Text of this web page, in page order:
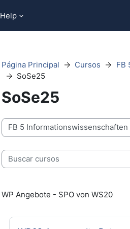
Help
Página Principal Cursos FB
SoSe25
SoSe25
Categorías
Buscar cursos
WP Angebote - SPO von WS20